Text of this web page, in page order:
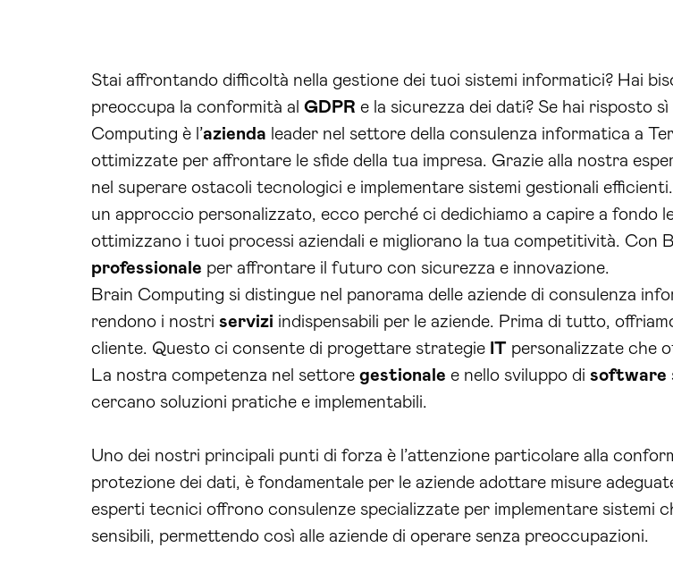
Stai affrontando difficoltà nella gestione dei tuoi sistemi informatici? Hai
preoccupa la conformità al GDPR e la sicurezza dei dati? Se hai risposto
Computing è l’azienda leader nel settore della consulenza informatica a
ottimizzate per affrontare le sfide della tua impresa. Grazie alla nostra
nel superare ostacoli tecnologici e implementare sistemi gestionali
un approccio personalizzato, ecco perché ci dedichiamo a capire a fondo
ottimizzano i tuoi processi aziendali e migliorano la tua competitività. Con
professionale per affrontare il futuro con sicurezza e innovazione.
Brain Computing si distingue nel panorama delle aziende di consulenza
rendono i nostri servizi indispensabili per le aziende. Prima di tutto,
cliente. Questo ci consente di progettare strategie IT personalizzate che
La nostra competenza nel settore gestionale e nello sviluppo di software
cercano soluzioni pratiche e implementabili.
Uno dei nostri principali punti di forza è l’attenzione particolare alla
protezione dei dati, è fondamentale per le aziende adottare misure
esperti tecnici offrono consulenze specializzate per implementare sistemi
sensibili, permettendo così alle aziende di operare senza preoccupazioni.